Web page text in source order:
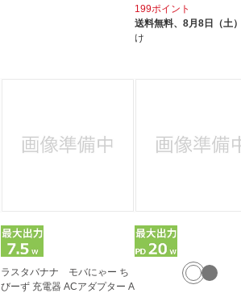
199ポイント
送料無料、8月8日（土）
け
ラスタバナナ モバにゃー ち
びーず 充電器 ACアダプター A